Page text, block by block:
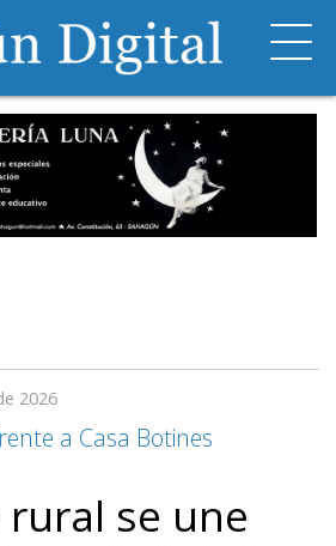
2026
a Casa Botines
se une